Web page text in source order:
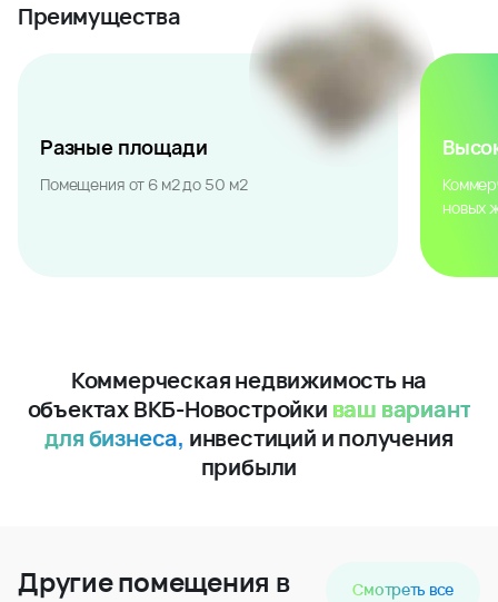
Преимущества
Разные площади
Помещения от 6 м2 до 50 м2
новых
Коммерческая недвижимость на
объектах ВКБ-Новостройки ваш вариант
для бизнеса, инвестиций и получения
прибыли
Другие помещения в
Смотреть все